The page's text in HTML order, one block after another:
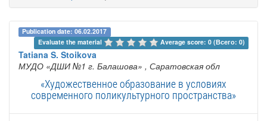
Publication date: 06.02.2017
Evaluate the material
Average score: 0 (Всего: 0)
Tatiana S. Stoikova
МУДО «ДШИ №1 г. Балашова» , Саратовская обл
«Художественное образование в условиях
современного поликультурного пространства»